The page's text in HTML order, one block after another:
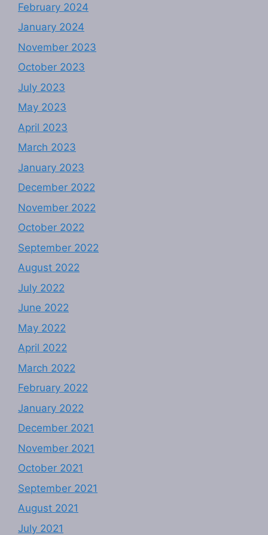
February 2024
January 2024
November 2023
October 2023
July 2023
May 2023
April 2023
March 2023
January 2023
December 2022
November 2022
October 2022
September 2022
August 2022
July 2022
June 2022
May 2022
April 2022
March 2022
February 2022
January 2022
December 2021
November 2021
October 2021
September 2021
August 2021
July 2021